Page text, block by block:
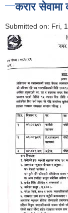
करार सेवामा
Submitted on: Fri,